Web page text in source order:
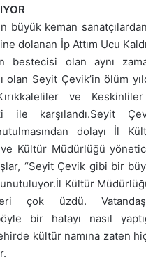
büyük keman
dolanan İp Attım Ucu
bestecisi olan aynı
olan Seyit Çevik’in ölüm
ve
karşılandı.Seyit
dolayı İl
Kültür Müdürlüğü
“Seyit Çevik gibi bir
Kültür
çok üzdü.
bir hatayı nasıl
kültür namına zaten